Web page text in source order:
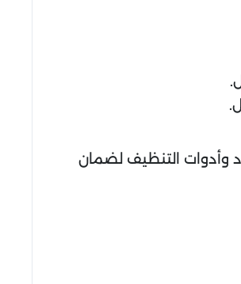
وأدوات التنظيف لضمان